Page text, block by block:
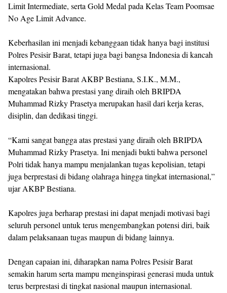
Limit Intermediate, serta Gold Medal pada Kelas Team Poomsae
No Age Limit Advance.
Keberhasilan ini menjadi kebanggaan tidak hanya bagi institusi
Polres Pesisir Barat, tetapi juga bagi bangsa Indonesia di kancah
internasional.
Kapolres Pesisir Barat AKBP Bestiana, S.I.K., M.M.,
mengatakan bahwa prestasi yang diraih oleh BRIPDA
Muhammad Rizky Prasetya merupakan hasil dari kerja keras,
disiplin, dan dedikasi tinggi.
“Kami sangat bangga atas prestasi yang diraih oleh BRIPDA
Muhammad Rizky Prasetya. Ini menjadi bukti bahwa personel
Polri tidak hanya mampu menjalankan tugas kepolisian, tetapi
juga berprestasi di bidang olahraga hingga tingkat internasional,”
ujar AKBP Bestiana.
Kapolres juga berharap prestasi ini dapat menjadi motivasi bagi
seluruh personel untuk terus mengembangkan potensi diri, baik
dalam pelaksanaan tugas maupun di bidang lainnya.
Dengan capaian ini, diharapkan nama Polres Pesisir Barat
semakin harum serta mampu menginspirasi generasi muda untuk
terus berprestasi di tingkat nasional maupun internasional.